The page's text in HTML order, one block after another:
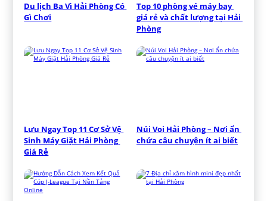
Du lịch Ba Vì Hải Phòng Có
Gì Chơi
Top 10 phòng vé máy bay
giá rẻ và chất lượng tại Hải
Phòng
Lưu Ngay Top 11 Cơ Sở Vệ
Sinh Máy Giặt Hải Phòng
Giá Rẻ
Núi Voi Hải Phòng – Nơi ẩn
chứa câu chuyện ít ai biết